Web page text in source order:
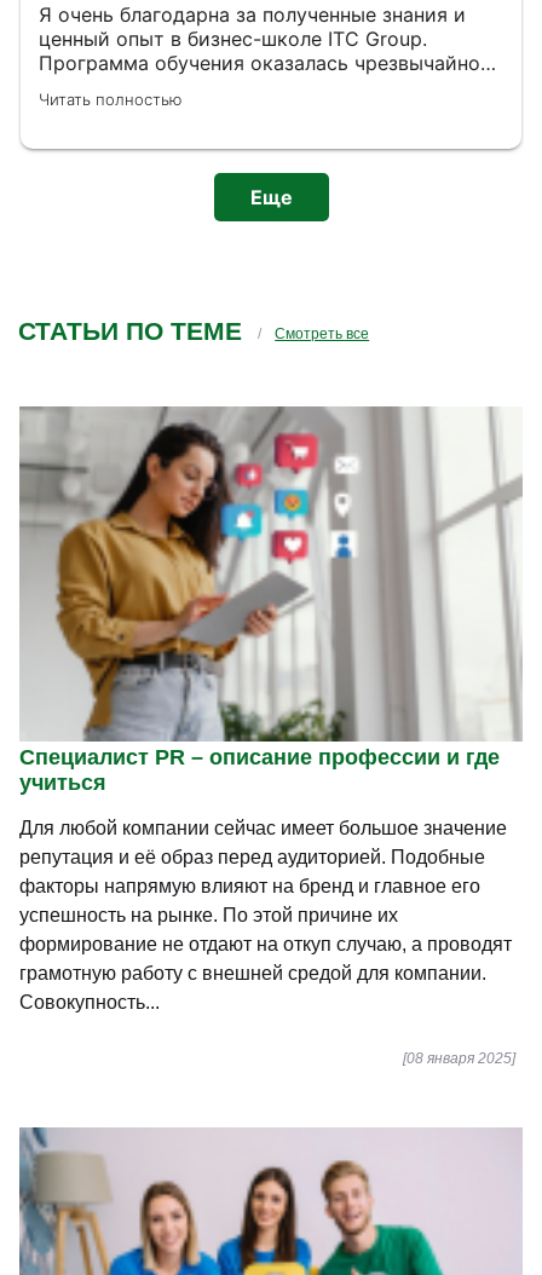
Я очень благодарна за полученные знания и
ценный опыт в бизнес-школе ITC Group.
Программа обучения оказалась чрезвычайно
Лекции помогли мне систематизировать
навыки. Преподавательский состав
продемонстрировал высокий
профессионализм и готовность делиться
Читать полностью
Еще
СТАТЬИ ПО ТЕМЕ Смотреть все
Специалист PR – описание профессии и где
учиться
Для любой компании сейчас имеет большое значение
репутация и её образ перед аудиторией. Подобные
факторы напрямую влияют на бренд и главное его
успешность на рынке. По этой причине их
формирование не отдают на откуп случаю, а проводят
грамотную работу с внешней средой для компании.
Совокупность...
[08 января 2025]